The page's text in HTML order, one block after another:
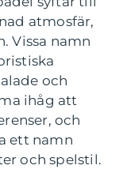
atmosfär,
Vissa namn
och
ihåg att
och
ett namn
och spelstil.